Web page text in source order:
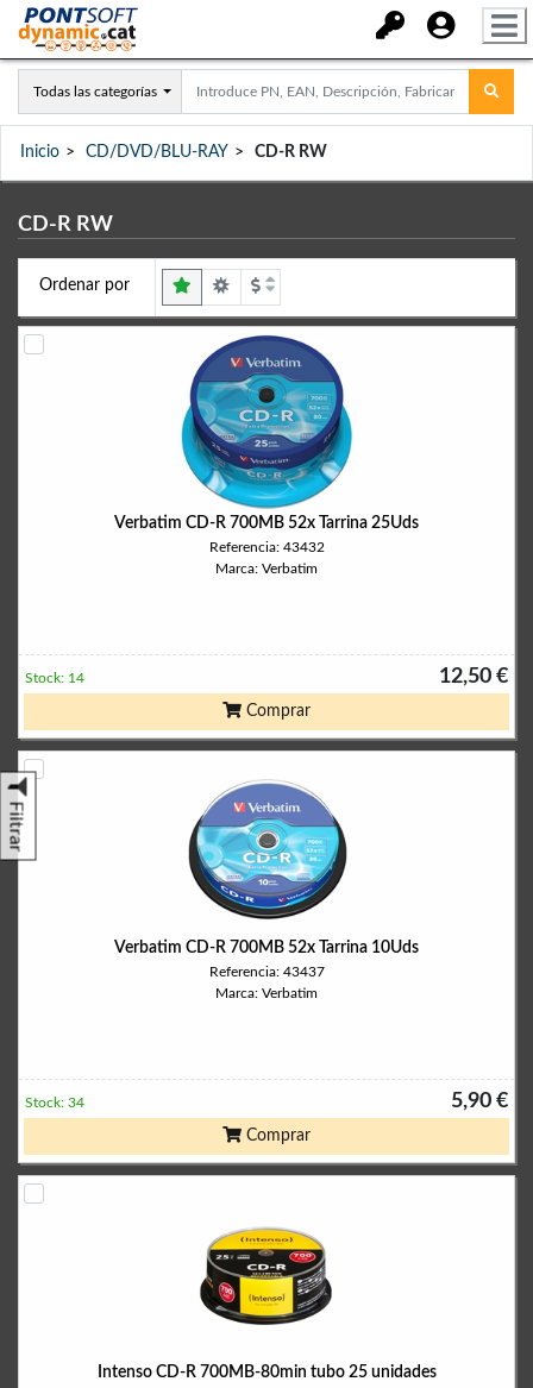
Todas las categorías
Inicio CD/DVD/BLU-RAY CD-R RW
CD-R RW
Filtrar
Ordenar por
Verbatim CD-R 700MB 52x Tarrina 25Uds
Referencia: 43432
Marca: Verbatim
12,50 €
Stock: 14
Comprar
Verbatim CD-R 700MB 52x Tarrina 10Uds
Referencia: 43437
Marca: Verbatim
5,90 €
Stock: 34
Comprar
Intenso CD-R 700MB-80min tubo 25 unidades